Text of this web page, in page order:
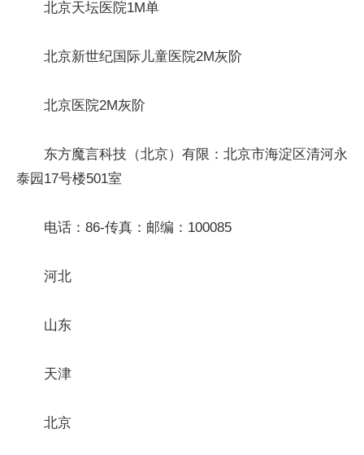
北京天坛医院1M单
北京新世纪国际儿童医院2M灰阶
北京医院2M灰阶
东方魔言科技（北京）有限：北京市海淀区清河永
泰园17号楼501室
电话：86-传真：邮编：100085
河北
山东
天津
北京